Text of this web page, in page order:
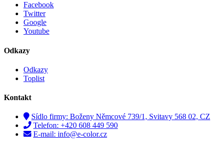
Facebook
Twitter
Google
Youtube
Odkazy
Odkazy
Toplist
Kontakt
Sídlo firmy: Boženy Němcové 739/1, Svitavy 568 02, CZ
Telefon: +420 608 449 590
E-mail: info@e-color.cz